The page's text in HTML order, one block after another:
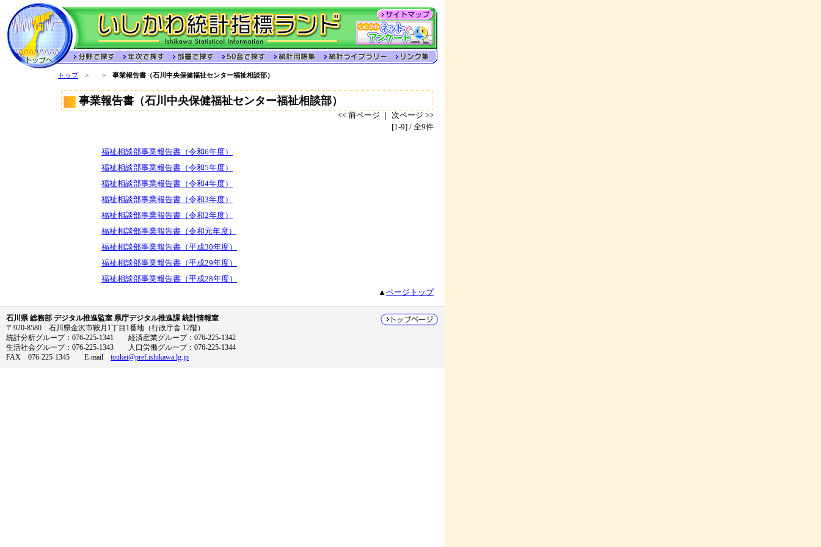
トップ> > 事業報告書（石川中央保健福祉センター福祉相談部）
事業報告書（石川中央保健福祉センター福祉相談部）
<< 前ページ ｜ 次ページ >>
[1-9] / 全9件
福祉相談部事業報告書（令和6年度）
福祉相談部事業報告書（令和5年度）
福祉相談部事業報告書（令和4年度）
福祉相談部事業報告書（令和3年度）
福祉相談部事業報告書（令和2年度）
福祉相談部事業報告書（令和元年度）
福祉相談部事業報告書（平成30年度）
福祉相談部事業報告書（平成29年度）
福祉相談部事業報告書（平成28年度）
▲ ページトップ
石川県 総務部 デジタル推進監室 県庁デジタル推進課 統計情報室
〒920-8580 石川県金沢市鞍月1丁目1番地（行政庁舎 12階）
統計分析グループ：076-225-1341 経済産業グループ：076-225-1342
生活社会グループ：076-225-1343 人口労働グループ：076-225-1344
FAX 076-225-1345 E-mail toukei@pref.ishikawa.lg.jp